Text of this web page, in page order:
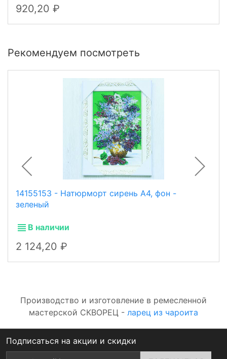
920,20
Рекомендуем посмотреть
14155153 - Натюрморт сирень А4, фон -
зеленый
В наличии
2 124,20
Производство и изготовление в ремесленной
мастерской СКВОРЕЦ - ларец из чароита
Подписаться на акции и скидки